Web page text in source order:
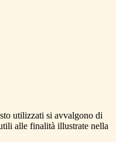
GINA
utilizzati si avvalgono di
alle finalità illustrate nella